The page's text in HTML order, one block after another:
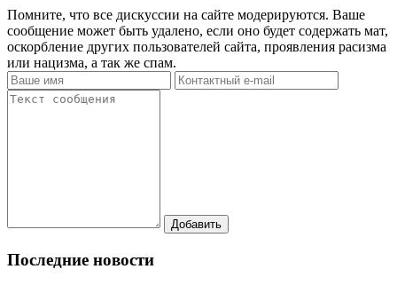
Помните, что все дискуссии на сайте модерируются. Ваше
сообщение может быть удалено, если оно будет содержать мат,
оскорбление других пользователей сайта, проявления расизма
или нацизма, а так же спам.
Последние новости